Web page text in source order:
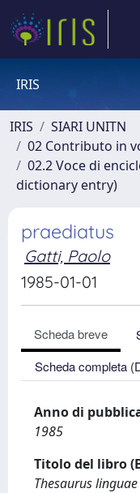
IRIS
IRIS
SIARI UNITN
02 Contributo in
02.2 Voce di
dictionary entry)
praediatus
Gatti, Paolo
1985-01-01
Scheda breve
Scheda completa
Anno di
1985
Titolo del libro
Thesaurus